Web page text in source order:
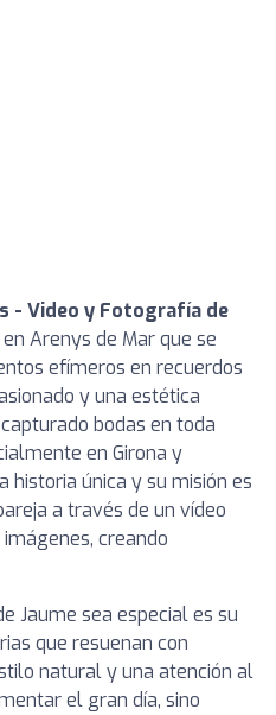
- Video y Fotografía de
Arenys de Mar que se
efímeros en recuerdos
y una estética
bodas en toda
en Girona y
historia única y su misión es
a través de un vídeo
creando
Jaume sea especial es su
que resuenan con
natural y una atención al
el gran día, sino